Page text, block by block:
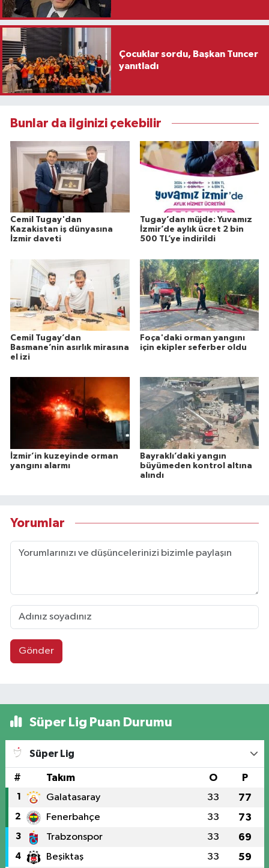
Çocuklar sordu, Başkan Tuncer
yanıtladı
Bunlar da ilginizi çekebilir
Cemil Tugay'dan
Kazakistan iş dünyasına
İzmir daveti
Tugay’dan müjde: Yuvamız
İzmir’de aylık ücret 2 bin
500 TL’ye indirildi
Cemil Tugay’dan
Basmane’nin asırlık mirasına
el izi
Foça'daki orman yangını
için ekipler seferber oldu
İzmir’in kuzeyinde orman
yangını alarmı
Bayraklı’daki yangın
büyümeden kontrol altına
alındı
Yorumlar
Gönder
Süper Lig Puan Durumu
Süper Lig
# Takım O P
1 Galatasaray 33 77
2 Fenerbahçe 33 73
3 Trabzonspor 33 69
4 Beşiktaş 33 59